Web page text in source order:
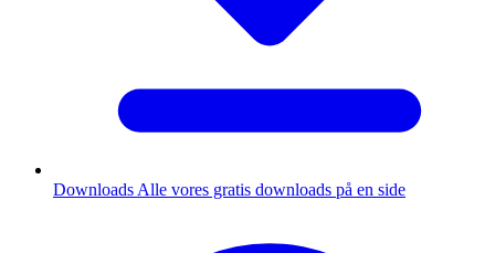
Downloads Alle vores gratis downloads på en side